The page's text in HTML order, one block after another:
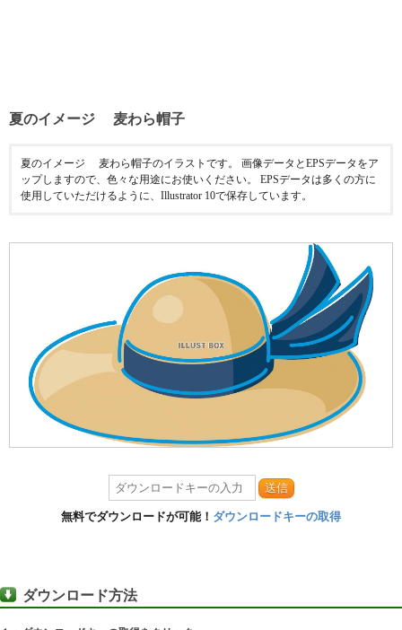
夏のイメージ 麦わら帽子
夏のイメージ 麦わら帽子のイラストです。 画像データとEPSデータをア
ップしますので、色々な用途にお使いください。 EPSデータは多くの方に
使用していただけるように、Illustrator 10で保存しています。
送信
無料でダウンロードが可能！ ダウンロードキーの取得
ダウンロード方法